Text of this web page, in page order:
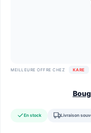
MEILLEURE OFFRE CHEZ KARE
En stock Livraison